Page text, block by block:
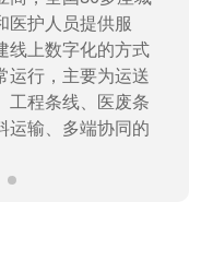
需要投入大量人
信低代码平台，解
提升整体的IT研发